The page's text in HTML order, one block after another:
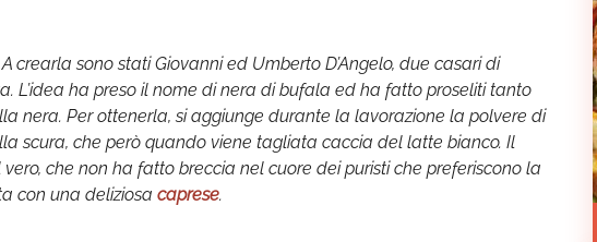
sono stati Giovanni ed Umberto D’Angelo, due casari di
L’idea ha preso il nome di nera di bufala ed ha fatto proseliti tanto
nera. Per ottenerla, si aggiunge durante la lavorazione la polvere di
scura, che però quando viene tagliata caccia del latte bianco. Il
che non ha fatto breccia nel cuore dei puristi che preferiscono la
con una deliziosa caprese.